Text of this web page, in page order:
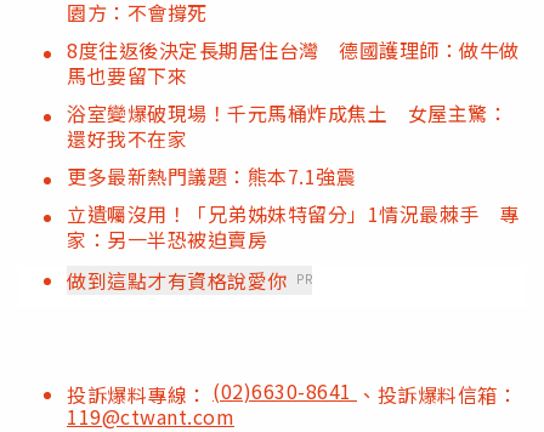
園方：不會撐死
8度往返後決定長期居住台灣 德國護理師：做牛做
馬也要留下來
浴室變爆破現場！千元馬桶炸成焦土 女屋主驚：
還好我不在家
更多最新熱門議題：熊本7.1強震
立遺囑沒用！「兄弟姊妹特留分」1情況最棘手 專
家：另一半恐被迫賣房
做到這點才有資格說愛你 PR
投訴爆料專線： (02)6630-8641 、投訴爆料信箱：
119@ctwant.com